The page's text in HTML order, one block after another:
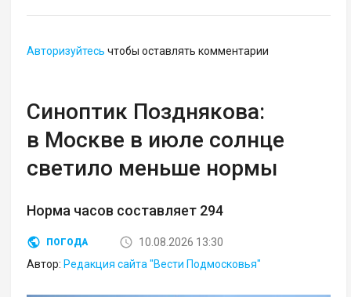
Авторизуйтесь чтобы оставлять комментарии
Синоптик Позднякова:
в Москве в июле солнце
светило меньше нормы
Норма часов составляет 294
ПОГОДА
10.08.2026 13:30
Автор: Редакция сайта "Вести Подмосковья"